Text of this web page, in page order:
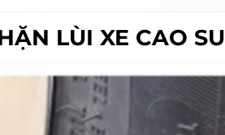
LÙI XE CAO SU